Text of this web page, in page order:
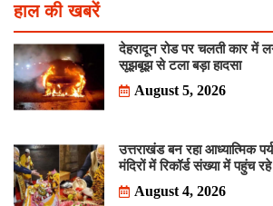
हाल की खबरें
देहरादून रोड पर चलती कार में
सूझबूझ से टला बड़ा हादसा
August 5, 2026
उत्तराखंड बन रहा आध्यात्मिक
मंदिरों में रिकॉर्ड संख्या में पहुंच
August 4, 2026